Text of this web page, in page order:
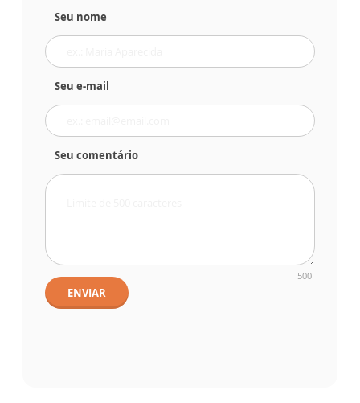
Seu nome
Seu e-mail
Seu comentário
500
ENVIAR